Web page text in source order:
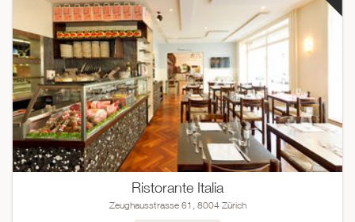
Ristorante Italia
Zeughausstrasse 61, 8004 Zürich